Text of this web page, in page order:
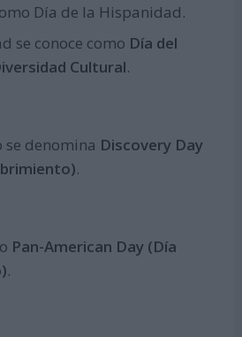
Día de la Hispanidad.
se conoce como Día del
Cultural.
se denomina Discovery Day
.
Pan-American Day (Día
.